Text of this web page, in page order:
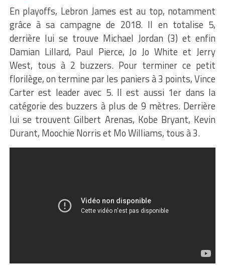
En playoffs, Lebron James est au top, notamment
grâce à sa campagne de 2018. Il en totalise 5,
derrière lui se trouve Michael Jordan (3) et enfin
Damian Lillard, Paul Pierce, Jo Jo White et Jerry
West, tous à 2 buzzers. Pour terminer ce petit
florilège, on termine par les paniers à 3 points, Vince
Carter est leader avec 5. Il est aussi 1er dans la
catégorie des buzzers à plus de 9 mètres. Derrière
lui se trouvent Gilbert Arenas, Kobe Bryant, Kevin
Durant, Moochie Norris et Mo Williams, tous à 3.